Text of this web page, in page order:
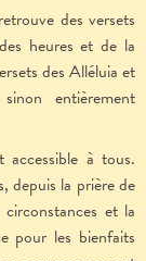
des versets
heures et de la
des Alléluia et
entièrement
à tous.
depuis la prière de
et la
pour les bienfaits